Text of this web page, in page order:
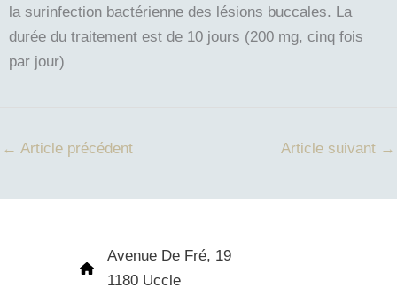
la surinfection bactérienne des lésions buccales. La
durée du traitement est de 10 jours (200 mg, cinq fois
par jour)
← Article précédent Article suivant →
Avenue De Fré, 19
1180 Uccle